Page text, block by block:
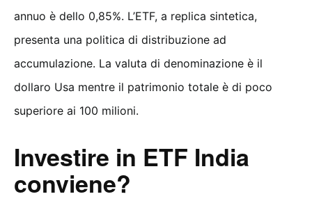
annuo è dello 0,85%. L’ETF, a replica sintetica,
presenta una politica di distribuzione ad
accumulazione. La valuta di denominazione è il
dollaro Usa mentre il patrimonio totale è di poco
superiore ai 100 milioni.
Investire in ETF India
conviene?